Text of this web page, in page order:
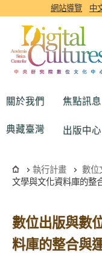
跳到主要內容區塊網站導覽 中
關於我們 焦點訊息
典藏臺灣 出版中心
執行計畫 數位
文學與文化資料庫的整
數位出版與數
料庫的整合與